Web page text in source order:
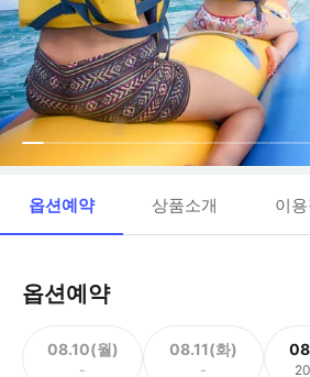
옵션예약 상품소개 이
옵션예약
08.10(월)
-
08.11(화)
-